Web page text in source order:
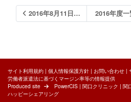
2016年8月11日… 2016年度
サイト利用規約 | 個人情報保護方針 | お問い合わせ |
労働者派遣法に基づくマージン率等の情報提供
Produced site
PowerCIS | 関口クリニック | 関
ハッピーシェアリング